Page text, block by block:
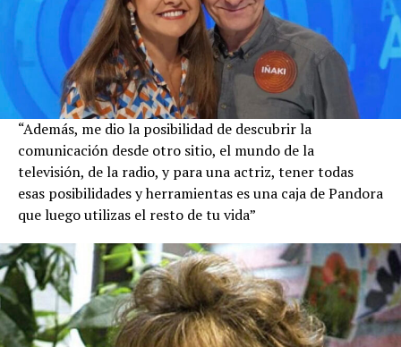
“Además, me dio la posibilidad de descubrir la
comunicación desde otro sitio, el mundo de la
televisión, de la radio, y para una actriz, tener todas
esas posibilidades y herramientas es una caja de Pandora
que luego utilizas el resto de tu vida”